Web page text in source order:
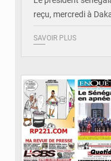
reçu, mercredi à
SAVOIR PLUS